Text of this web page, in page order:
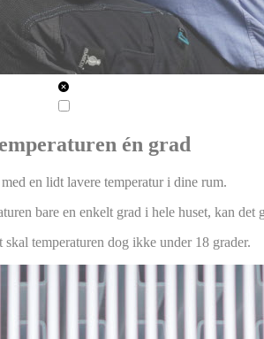
én grad
en lidt lavere temperatur i dine rum.
bare en enkelt grad i hele huset, kan det
temperaturen dog ikke under 18 grader.